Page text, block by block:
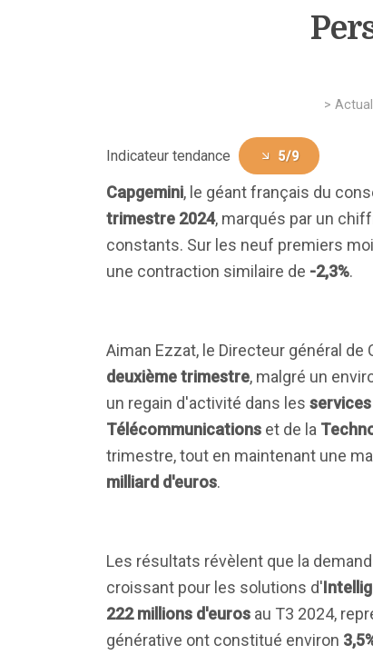
>
Indicateur tendance 5/9
Capgemini, le géant français du
trimestre 2024, marqués par un
constants. Sur les neuf premiers
une contraction similaire de -2,3%.
Aiman Ezzat, le Directeur général
deuxième trimestre, malgré un
un regain d'activité dans les
Télécommunications et de la
trimestre, tout en maintenant une
milliard d'euros.
Les résultats révèlent que la
croissant pour les solutions d'
222 millions d'euros au T3 2024,
générative ont constitué environ